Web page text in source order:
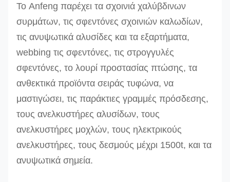
Ree-
500T
500
πορτοκάλι
Άλλα μεγέθη μπορούν να παραχθούν κατόπιν
Το Anfeng παρέχει τα σχοινιά χαλύβδινων
συρμάτων, τις σφεντόνες σχοινιών καλωδίων,
τις ανυψωτικά αλυσίδες και τα εξαρτήματα,
webbing τις σφεντόνες, τις στρογγυλές
σφεντόνες, το λουρί προστασίας πτώσης, τα
ανθεκτικά προϊόντα σειράς τυφώνα, να
μαστιγώσει, τις παράκτιες γραμμές πρόσδεσης,
τους ανελκυστήρες αλυσίδων, τους
ανελκυστήρες μοχλών, τους ηλεκτρικούς
ανελκυστήρες, τους δεσμούς μέχρι 1500t, και τα
ανυψωτικά σημεία.